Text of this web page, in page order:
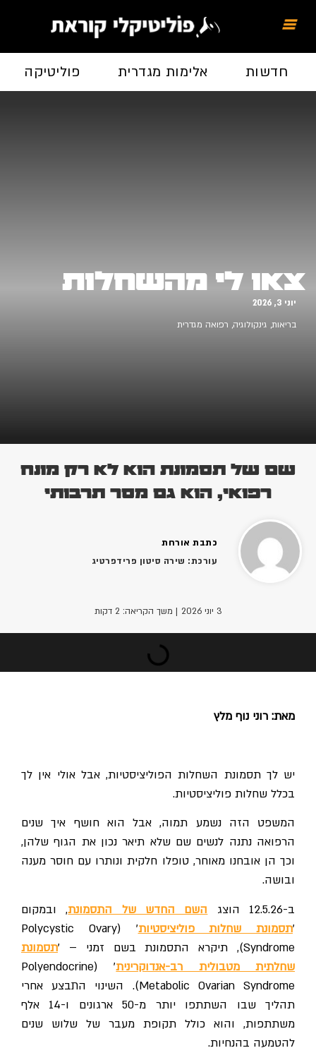
חדשות אלימות מגדרית פוליטיקה
צאו לי מהשחלות
יוני 3, 2026
בריאות, גינקולוגיה, רפואה מגדרית
שם של תסמונת הוא לא רק מונח
רפואי, הוא גם מסר תרבותי
כתבת אורחת
עורכת: שירה סיטון פרידפרטיג
3 יוני 2026 | משך הקריאה: 2 דקות
מאת: רוני נוף מלץ
יש לך תסמונת השחלות הפוליציסטיות, אבל אולי אין לך
בכלל שחלות פוליציסטיות.
המשפט הזה נשמע תמוה, אבל הוא חושף איך שנים
הרפואה נתנה לנשים שם שלא תיאר נכון את הגוף שלהן,
וכך הן אובחנו מאוחר, טופלו חלקית ונותרו עם חוסר מענה
ובושה.
ב-12.5.26 הוצג
השם החדש של התסמונת, ובמקום
'תסמונת שחלות פוליציסטיות
' (Polycystic Ovary
Syndrome), תיקרא התסמונת בשם זמני – '
תסמונת
שחלתית מטבולית רב-אנדוקרינית
' (Polyendocrine
Metabolic Ovarian Syndrome). השינוי התבצע אחרי
תהליך שבו השתתפו יותר מ-50 ארגונים ו-14 אלף
משתתפות, והוא כולל תקופת מעבר של שלוש שנים
להטמעה בהנחיות.